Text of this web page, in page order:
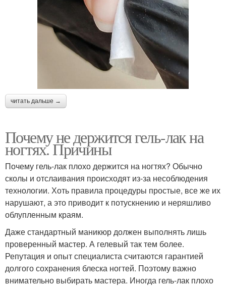
читать дальше →
Почему не держится гель-лак на
ногтях. Причины
Почему гель-лак плохо держится на ногтях? Обычно
сколы и отслаивания происходят из-за несоблюдения
технологии. Хоть правила процедуры простые, все же их
нарушают, а это приводит к потускнению и неряшливо
облупленным краям.
Даже стандартный маникюр должен выполнять лишь
проверенный мастер. А гелевый так тем более.
Репутация и опыт специалиста считаются гарантией
долгого сохранения блеска ногтей. Поэтому важно
внимательно выбирать мастера. Иногда гель-лак плохо